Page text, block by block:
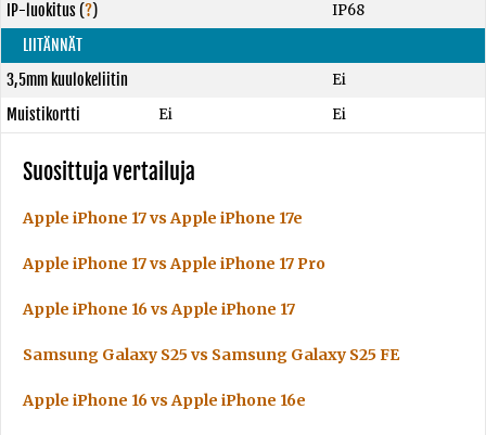
IP-luokitus(?)
IP68
LIITÄNNÄT
3,5mm kuulokeliitin
Ei
Muistikortti
Ei Ei
Suosittuja vertailuja
Apple iPhone 17 vs Apple iPhone 17e
Apple iPhone 17 vs Apple iPhone 17 Pro
Apple iPhone 16 vs Apple iPhone 17
Samsung Galaxy S25 vs Samsung Galaxy S25 FE
Apple iPhone 16 vs Apple iPhone 16e